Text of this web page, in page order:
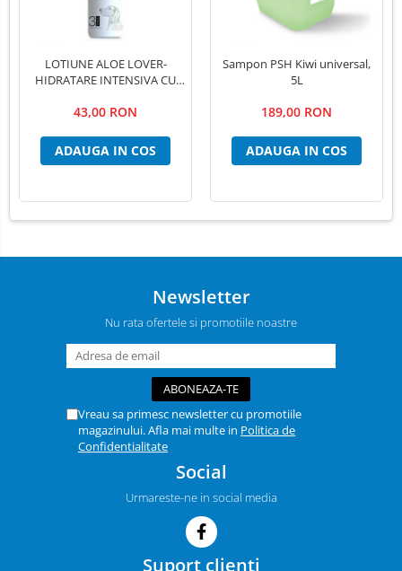
LOTIUNE ALOE LOVER-
HIDRATARE INTENSIVA CU
,PSH, 300 ml
43,00 RON
ADAUGA IN COS
Sampon PSH Kiwi universal,
5L
189,00 RON
ADAUGA IN COS
Newsletter
Nu rata ofertele si promotiile noastre
Vreau sa primesc newsletter cu promotiile
magazinului. Afla mai multe in Politica de
Confidentialitate
Social
Urmareste-ne in social media
Suport clienti